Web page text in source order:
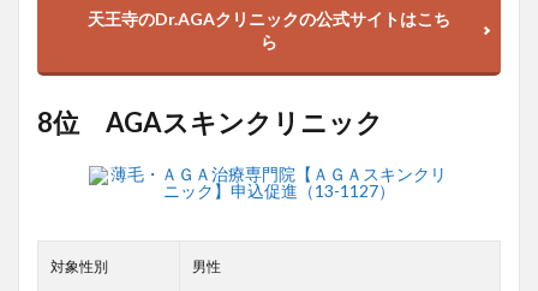
天王寺のDr.AGAクリニックの公式サイトはこち
ら
8位 AGAスキンクリニック
対象性別 男性